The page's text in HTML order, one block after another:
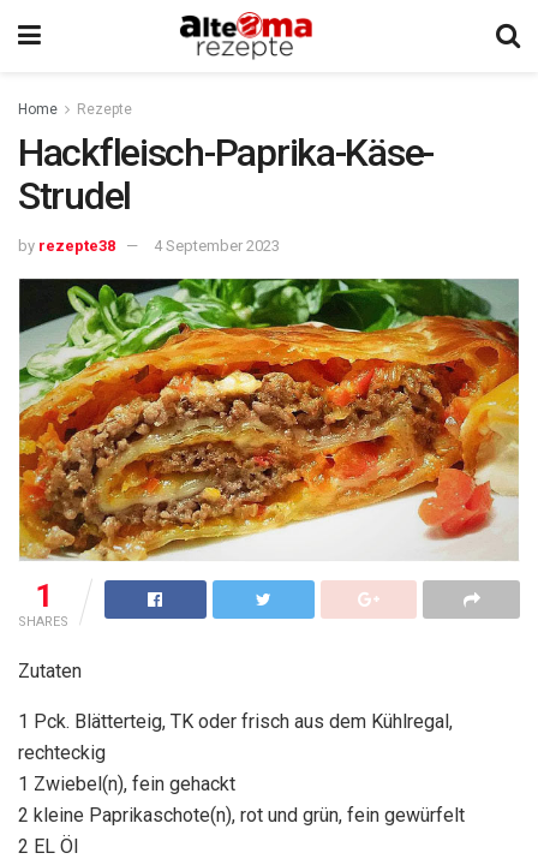
Home Rezepte
Hackfleisch-Paprika-Käse-
Strudel
by rezepte38 4 September 2023
1
SHARES
Zutaten
1 Pck. Blätterteig, TK oder frisch aus dem Kühlregal,
rechteckig
1 Zwiebel(n), fein gehackt
2 kleine Paprikaschote(n), rot und grün, fein gewürfelt
2 EL Öl